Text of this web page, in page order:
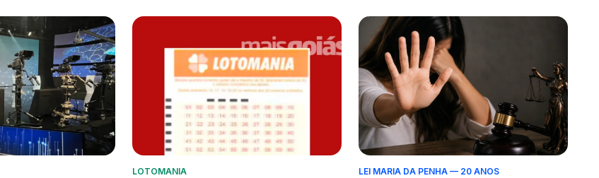
LOTOMANIA LEI MARIA DA PENHA — 20 ANOS